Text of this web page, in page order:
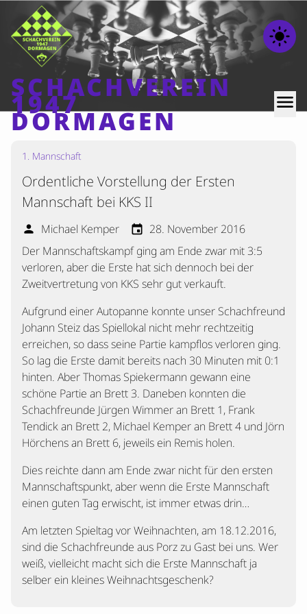
light_mode
SCHACHVEREIN
1947
DORMAGEN
menu
Home
Beiträge
Mannschaften
Ranglisten
Termine
Verschiedenes
Kontakt
1. Mannschaft
Ordentliche Vorstellung der Ersten
Mannschaft bei KKS II
person Michael Kemper event 28. November 2016
Der Mannschaftskampf ging am Ende zwar mit 3:5
verloren, aber die Erste hat sich dennoch bei der
Zweitvertretung von KKS sehr gut verkauft.
Aufgrund einer Autopanne konnte unser Schachfreund
Johann Steiz das Spiellokal nicht mehr rechtzeitig
erreichen, so dass seine Partie kampflos verloren ging.
So lag die Erste damit bereits nach 30 Minuten mit 0:1
hinten. Aber Thomas Spiekermann gewann eine
schöne Partie an Brett 3. Daneben konnten die
Schachfreunde Jürgen Wimmer an Brett 1, Frank
Tendick an Brett 2, Michael Kemper an Brett 4 und Jörn
Hörchens an Brett 6, jeweils ein Remis holen.
Dies reichte dann am Ende zwar nicht für den ersten
Mannschaftspunkt, aber wenn die Erste Mannschaft
einen guten Tag erwischt, ist immer etwas drin…
Am letzten Spieltag vor Weihnachten, am 18.12.2016,
sind die Schachfreunde aus Porz zu Gast bei uns. Wer
weiß, vielleicht macht sich die Erste Mannschaft ja
selber ein kleines Weihnachtsgeschenk?